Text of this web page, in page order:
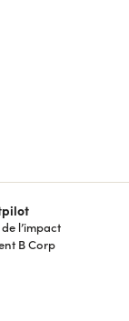
l’impact
B Corp